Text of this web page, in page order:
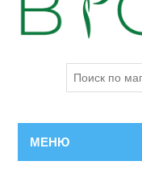
МЕНЮ